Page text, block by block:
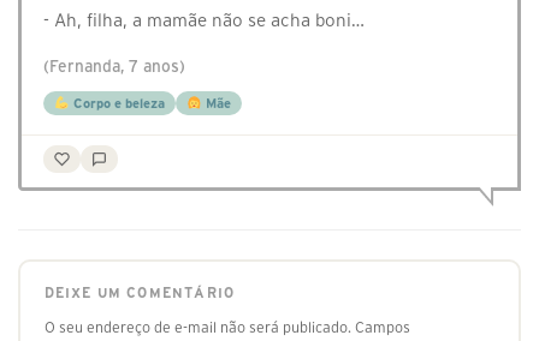
- Ah, filha, a mamãe não se acha boni…
(Fernanda, 7 anos)
Corpo e beleza Mãe
DEIXE UM COMENTÁRIO
O seu endereço de e-mail não será publicado. Campos